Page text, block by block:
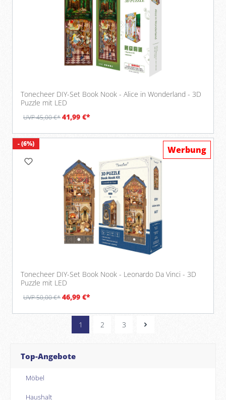
Top-Angebote
Möbel
Haushalt
Tonecheer DIY-Set Book Nook - Alice in Wonderland - 3D
Puzzle mit LED
UVP 45,00 €*41,99 €*
- (6%)
Tonecheer DIY-Set Book Nook - Leonardo Da Vinci - 3D
Puzzle mit LED
UVP 50,00 €*46,99 €*
Werbung
1 2 3